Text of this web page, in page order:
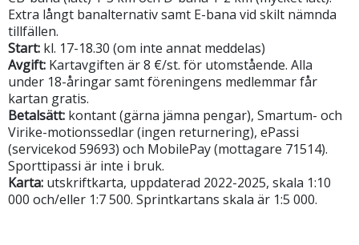
Extra långt banalternativ samt E-bana vid skilt nämnda
tillfällen.
Start: kl. 17-18.30 (om inte annat meddelas)
Avgift: Kartavgiften är 8 €/st. för utomstående. Alla
under 18-åringar samt föreningens medlemmar får
kartan gratis.
Betalsätt: kontant (gärna jämna pengar), Smartum- och
Virike-motionssedlar (ingen returnering), ePassi
(servicekod 59693) och MobilePay (mottagare 71514).
Sporttipassi är inte i bruk.
Karta: utskriftkarta, uppdaterad 2022-2025, skala 1:10
000 och/eller 1:7 500. Sprintkartans skala är 1:5 000.